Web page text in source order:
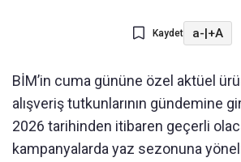
Kaydet a-|+A
BİM’in cuma gününe özel aktüel
alışveriş tutkunlarının gündemine
2026 tarihinden itibaren geçerli
kampanyalarda yaz sezonuna